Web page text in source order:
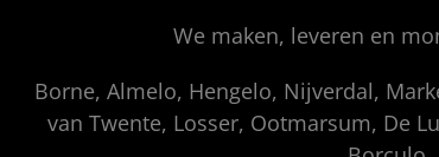
We maken, leveren en
Borne, Almelo, Hengelo, Nijverdal,
van Twente, Losser, Ootmarsum, De